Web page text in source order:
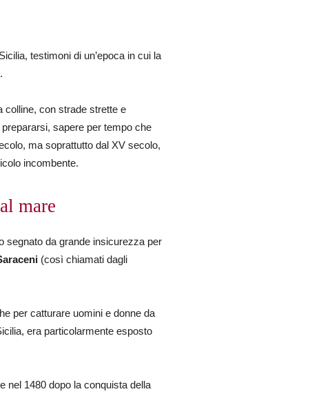
testimoni di un’epoca in cui la
colline, con strade strette e
sapere per tempo che
ma soprattutto dal XV secolo,
incombente.
mare
segnato da grande insicurezza per
(così chiamati dagli
per catturare uomini e donne da
era particolarmente esposto
nel 1480 dopo la conquista della